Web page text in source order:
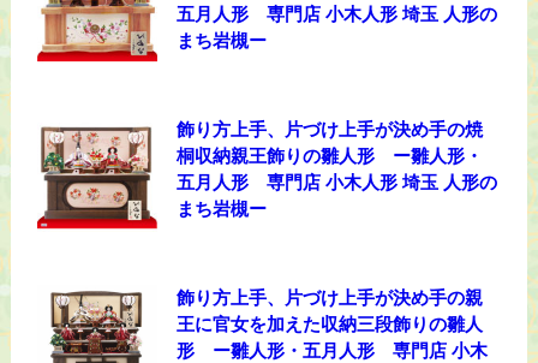
五月人形 専門店 小木人形 埼玉 人形の
まち岩槻ー
飾り方上手、片づけ上手が決め手の焼
桐収納親王飾りの雛人形 ー雛人形・
五月人形 専門店 小木人形 埼玉 人形の
まち岩槻ー
飾り方上手、片づけ上手が決め手の親
王に官女を加えた収納三段飾りの雛人
形 ー雛人形・五月人形 専門店 小木